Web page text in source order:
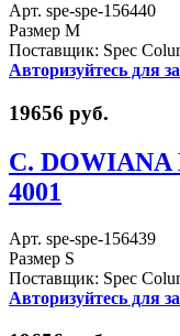
Арт. spe-spe-156440
Размер M
Поставщик: Spec
Авторизуйтесь для
19656 руб.
C. DOWIANA
4001
Арт. spe-spe-156439
Размер S
Поставщик: Spec
Авторизуйтесь для